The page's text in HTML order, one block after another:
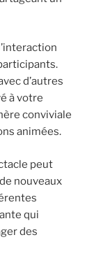
d’autres
à votre
conviviale
animées.
peut
nouveaux
qui
des